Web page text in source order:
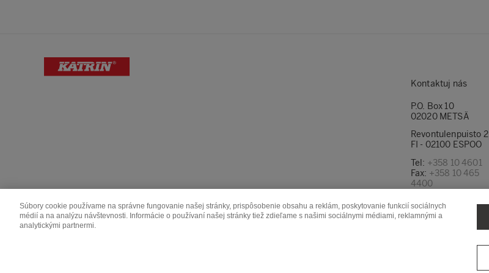
Katrin is made by Metsä Group.
Kontaktuj nás
P.O. Box 10
02020 METSÄ
Revontulenpuisto 2
FI - 02100 ESPOO
Tel: +358 10 4601
Fax: +358 10 465
4400
Naše e -mailové
adresy nájdete tu
Súbory cookie používame na správne fungovanie našej stránky, prispôsobenie obsahu a reklám, poskytovanie funkcií sociálnych
médií a na analýzu návštevnosti. Informácie o používaní našej stránky tiež zdieľame s našimi sociálnymi médiami, reklamnými a
analytickými partnermi.